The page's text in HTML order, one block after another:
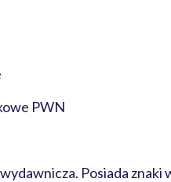
PWN
Posiada